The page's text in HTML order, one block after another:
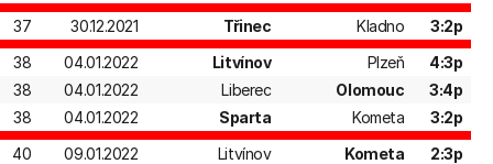
37
30.12.2021 Třinec Kladno
3:2p
38
04.01.2022 Litvínov Plzeň
4:3p
38
04.01.2022 Liberec Olomouc
3:4p
38
04.01.2022 Sparta Kometa
3:2p
40
09.01.2022 Litvínov Kometa
2:3p